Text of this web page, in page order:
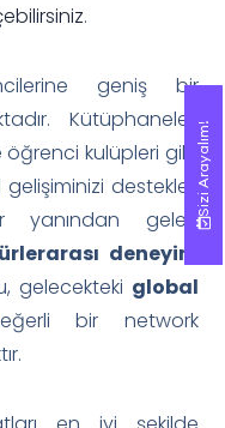
.
geniş bir
Kütüphaneler,
kulüpleri gibi
destekler.
yanından gelen
deneyim
gelecekteki global
bir network
Sizi Arayalım!
Sizi Arayalım!